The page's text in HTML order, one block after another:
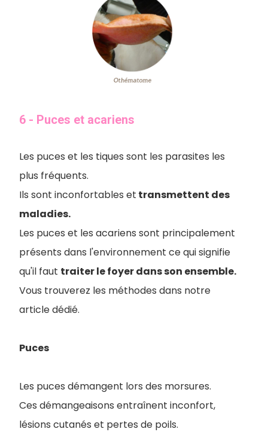
6 - Puces et acariens
Les puces et les tiques sont les parasites les
plus fréquents.
Ils sont inconfortables et transmettent des
maladies.
Les puces et les acariens sont principalement
présents dans l'environnement ce qui signifie
qu'il faut traiter le foyer dans son ensemble.
Vous trouverez les méthodes dans notre
article dédié.
Puces
Les puces démangent lors des morsures.
Ces démangeaisons entraînent inconfort,
lésions cutanés et pertes de poils.